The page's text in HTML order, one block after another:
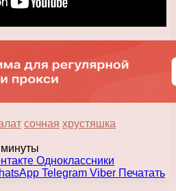
сочная хрустяшка
Одноклассники
Telegram Viber Печатать